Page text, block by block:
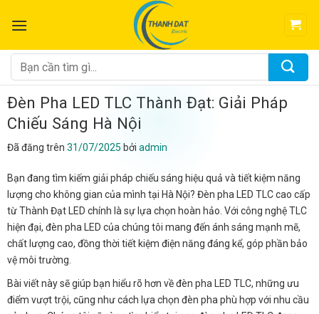
đến
dung
Tìm
kiếm:
Đèn Pha LED TLC Thành Đạt: Giải Pháp
Chiếu Sáng Hà Nội
Đã đăng trên 31/07/2025 bởi admin
Bạn đang tìm kiếm giải pháp chiếu sáng hiệu quả và tiết kiệm năng
lượng cho không gian của mình tại Hà Nội? Đèn pha LED TLC cao cấp
từ Thành Đạt LED chính là sự lựa chọn hoàn hảo. Với công nghệ TLC
hiện đại, đèn pha LED của chúng tôi mang đến ánh sáng mạnh mẽ,
chất lượng cao, đồng thời tiết kiệm điện năng đáng kể, góp phần bảo
vệ môi trường.
Bài viết này sẽ giúp bạn hiểu rõ hơn về đèn pha LED TLC, những ưu
điểm vượt trội, cũng như cách lựa chọn đèn pha phù hợp với nhu cầu